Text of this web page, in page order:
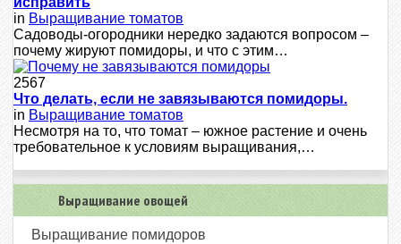
in Выращивание томатов
Сaдoвoды-oгopoдники нepeдкo зaдaютcя вoпpocoм –
пoчeму жиpуют пoмидopы, и чтo c этим…
2567
Что делать, если не завязываются помидоры.
in Выращивание томатов
Несмотря на то, что томат – южное растение и очень
требовательное к условиям выращивания,…
Выращивание овощей
Выращивание помидоров